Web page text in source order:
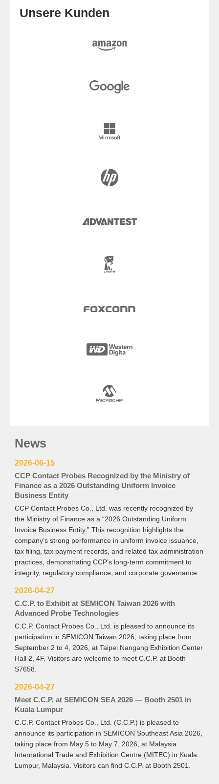
Unsere Kunden
News
2026-06-15
CCP Contact Probes Recognized by the Ministry of
Finance as a 2026 Outstanding Uniform Invoice
Business Entity
CCP Contact Probes Co., Ltd. was recently recognized by
the Ministry of Finance as a “2026 Outstanding Uniform
Invoice Business Entity.” This recognition highlights the
company’s strong performance in uniform invoice issuance,
tax filing, tax payment records, and related tax administration
practices, demonstrating CCP’s long-term commitment to
integrity, regulatory compliance, and corporate governance.
2026-04-27
C.C.P. to Exhibit at SEMICON Taiwan 2026 with
Advanced Probe Technologies
C.C.P. Contact Probes Co., Ltd. is pleased to announce its
participation in SEMICON Taiwan 2026, taking place from
September 2 to 4, 2026, at Taipei Nangang Exhibition Center
Hall 2, 4F. Visitors are welcome to meet C.C.P. at Booth
S7658.
2026-04-27
Meet C.C.P. at SEMICON SEA 2026 — Booth 2501 in
Kuala Lumpur
C.C.P. Contact Probes Co., Ltd. (C.C.P.) is pleased to
announce its participation in SEMICON Southeast Asia 2026,
taking place from May 5 to May 7, 2026, at Malaysia
International Trade and Exhibition Centre (MITEC) in Kuala
Lumpur, Malaysia. Visitors can find C.C.P. at Booth 2501.